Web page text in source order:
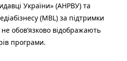
України» (АНРВУ) та
(MBL) за підтримки
обов’язково відображають
програми.